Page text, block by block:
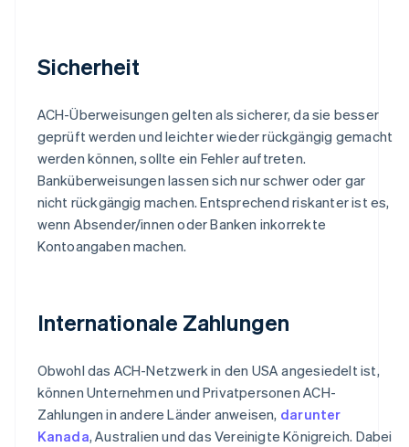
Sicherheit
ACH-Überweisungen gelten als sicherer, da sie besser
geprüft werden und leichter wieder rückgängig gemacht
werden können, sollte ein Fehler auftreten.
Banküberweisungen lassen sich nur schwer oder gar
nicht rückgängig machen. Entsprechend riskanter ist es,
wenn Absender/innen oder Banken inkorrekte
Kontoangaben machen.
Internationale Zahlungen
Obwohl das ACH-Netzwerk in den USA angesiedelt ist,
können Unternehmen und Privatpersonen ACH-
Zahlungen in andere Länder anweisen, darunter
Kanada, Australien und das Vereinigte Königreich. Dabei